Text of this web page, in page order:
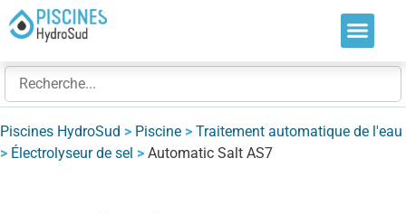
Piscines HydroSud > Piscine > Traitement automatique de l'eau
> Électrolyseur de sel > Automatic Salt AS7